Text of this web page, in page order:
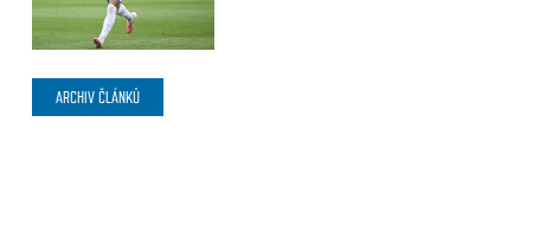
ARCHIV ČLÁNKŮ